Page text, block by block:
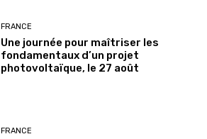
FRANCE
Une journée pour maîtriser les
fondamentaux d’un projet
photovoltaïque, le 27 août
FRANCE